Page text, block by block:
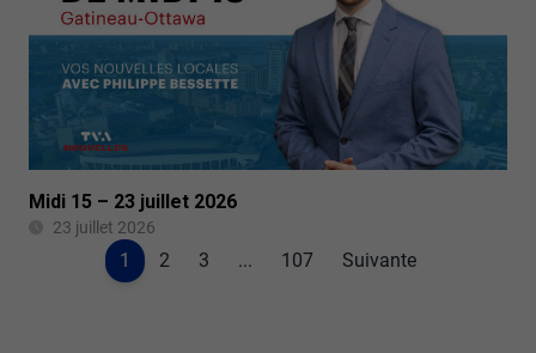
Midi 15 – 23 juillet 2026
23 juillet 2026
1 2 3 ... 107 Suivante